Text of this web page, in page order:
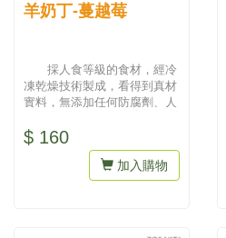
羊奶丁-蔓越莓
採人食等級的食材，經冷
凍乾燥技術製成，看得到真材
實料，無添加任何防腐劑、人
為最...
$ 160
加入購物